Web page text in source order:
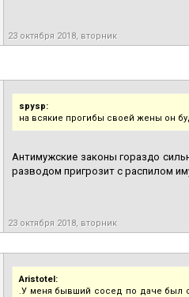
23 октября 2018, вторник
spysp:
на всякие прогибы своей жены он
Антимужские законы гораздо
разводом пригрозит с распилом
23 октября 2018, вторник
Aristotel:
.У меня бывший сосед по даче был